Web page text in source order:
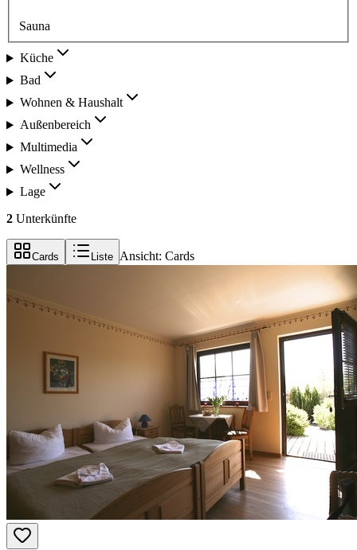
Sauna
Küche
Bad
Wohnen & Haushalt
Außenbereich
Multimedia
Wellness
Lage
2 Unterkünfte
Cards Liste Ansicht: Cards